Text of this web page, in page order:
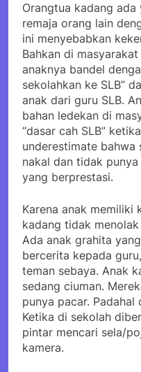
Orangtua kadang
remaja orang lain
ini menyebabkan
Bahkan di
anaknya bandel
sekolahkan ke SLB”
anak dari guru SLB.
bahan ledekan di
“dasar cah SLB”
underestimate bahwa
nakal dan tidak
yang berprestasi.
Karena anak memiliki
kadang tidak
Ada anak grahita
bercerita kepada
teman sebaya. Anak
sedang ciuman.
punya pacar.
Ketika di sekolah
pintar mencari sela/
kamera.